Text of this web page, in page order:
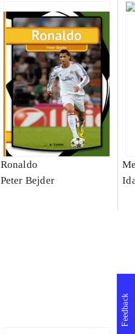
Ronaldo
Peter Bejder
Feedback